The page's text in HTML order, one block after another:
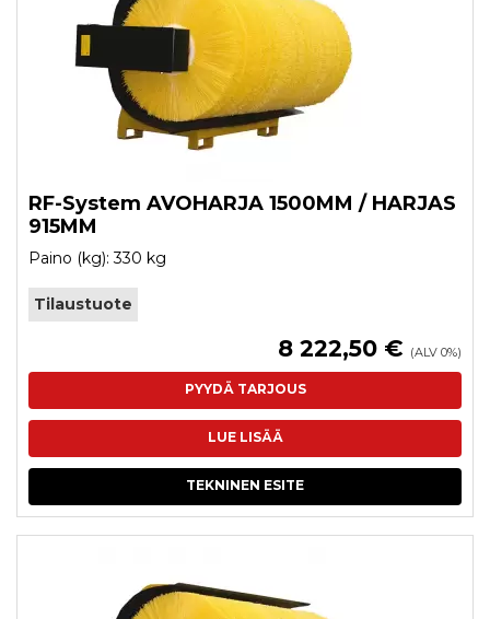
RF-System AVOHARJA 1500MM / HARJAS
915MM
Paino (kg): 330 kg
Tilaustuote
8 222,50 € (ALV 0%)
PYYDÄ TARJOUS
LUE LISÄÄ
TEKNINEN ESITE